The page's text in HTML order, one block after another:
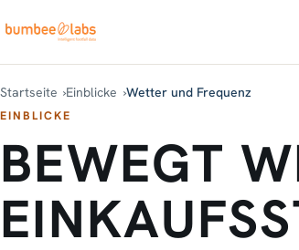
Startseite Einblicke Wetter und Frequenz
EINBLICKE
BEWEGT